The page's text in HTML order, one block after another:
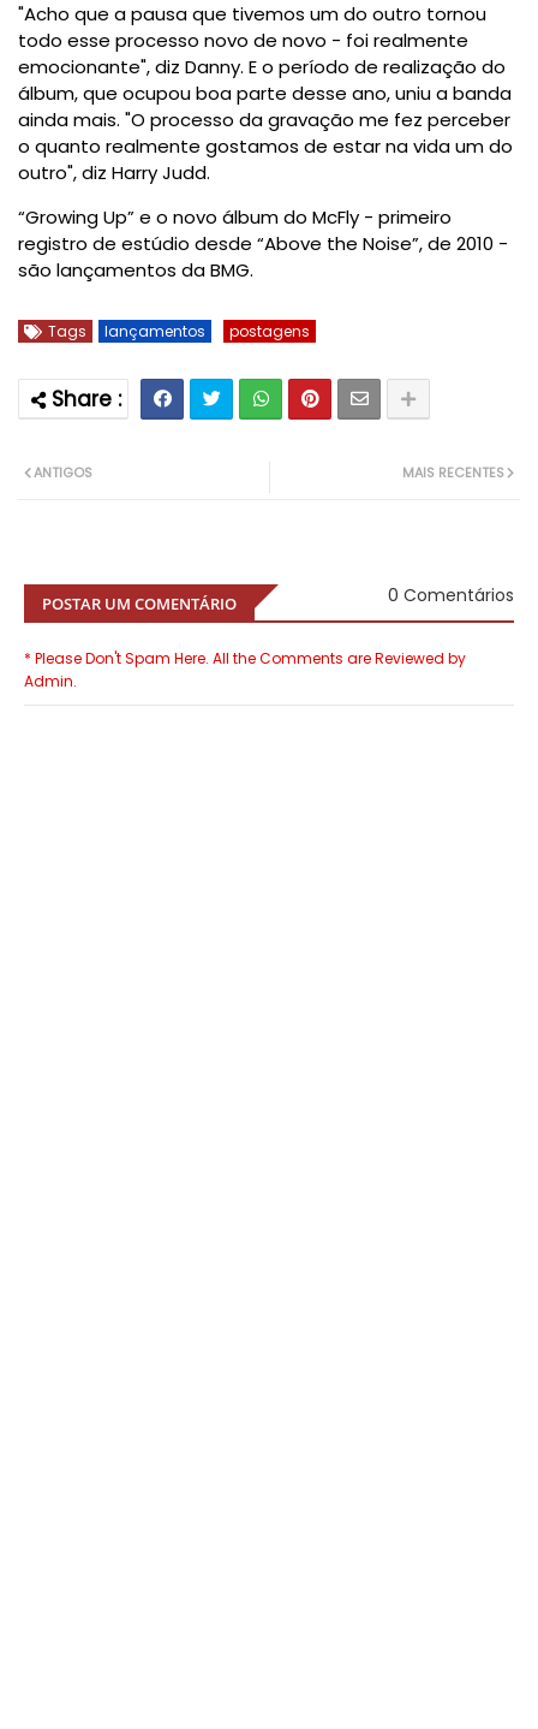
"Acho que a pausa que tivemos um do outro tornou
todo esse processo novo de novo - foi realmente
emocionante", diz Danny. E o período de realização do
álbum, que ocupou boa parte desse ano, uniu a banda
ainda mais. "O processo da gravação me fez perceber
o quanto realmente gostamos de estar na vida um do
outro", diz Harry Judd.
“Growing Up” e o novo álbum do McFly - primeiro
registro de estúdio desde “Above the Noise”, de 2010 -
são lançamentos da BMG.
Tags lançamentos postagens
MAIS RECENTES
ANTIGOS
POSTAR UM COMENTÁRIO 0 Comentários
* Please Don't Spam Here. All the Comments are Reviewed by
Admin.